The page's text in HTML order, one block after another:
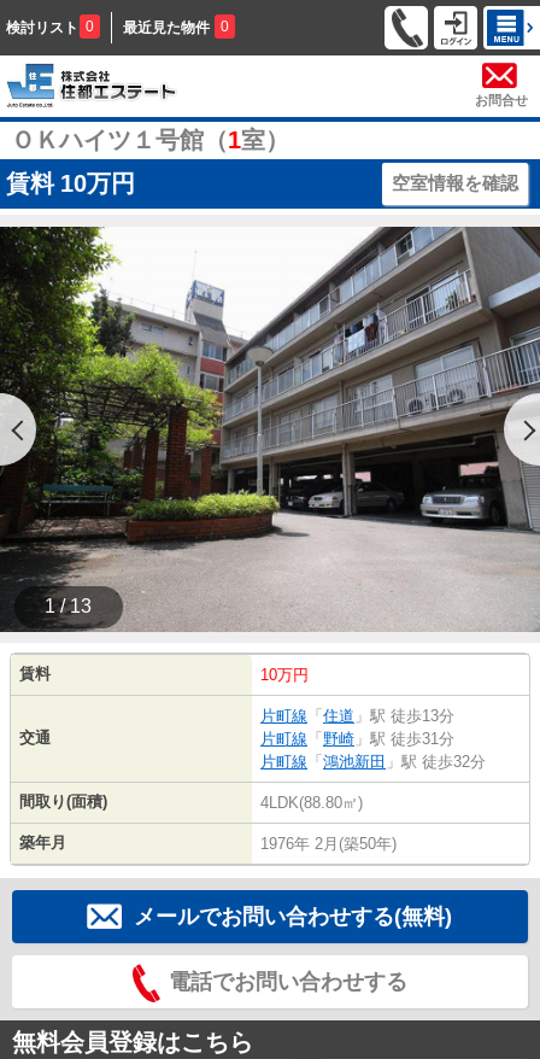
検討リスト 0 最近見た物件 0
お問合せ
ＯＫハイツ１号館（1室）
賃料 10万円 空室情報を確認
1 / 13
賃料 10万円
交通
片町線 「 住道 」駅 徒歩13分
片町線 「 野崎 」駅 徒歩31分
片町線 「 鴻池新田 」駅 徒歩32分
間取り(面積) 4LDK(88.80㎡)
築年月 1976年 2月(築50年)
メールでお問い合わせする(無料)
電話でお問い合わせする
無料会員登録はこちら